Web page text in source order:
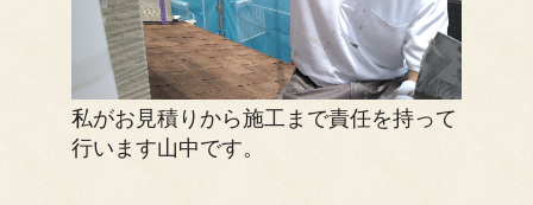
私がお見積りから施工まで責任を持って
行います山中です。